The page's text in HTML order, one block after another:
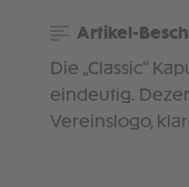
Artikel-
Die „Classic“
eindeutig.
Vereinslogo,